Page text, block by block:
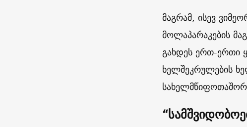
მაგრამ, ისევ
მოლაპარაკების
გახდეს ერთ-ერთი
ხელშეკრულების